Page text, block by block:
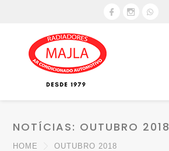
NOTÍCIAS: OUTUBRO 2018
HOME OUTUBRO 2018